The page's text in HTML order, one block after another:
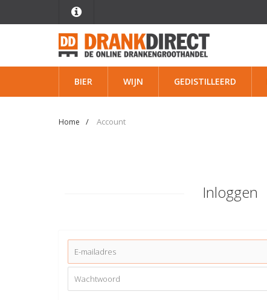
BIER WIJN GEDISTILLEERD
Home Account
Inloggen